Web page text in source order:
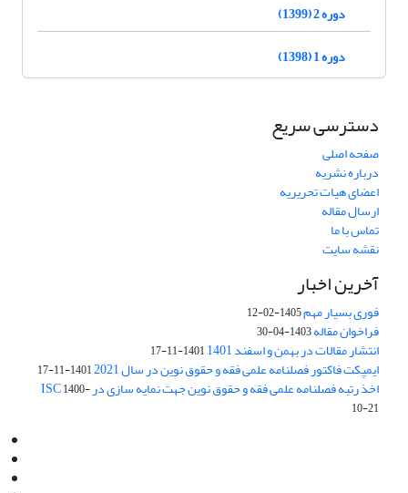
دوره 2 (1399)
دوره 1 (1398)
دسترسی سریع
صفحه اصلی
درباره نشریه
اعضای هیات تحریریه
ارسال مقاله
تماس با ما
نقشه سایت
آخرین اخبار
فوری بسیار مهم1405-02-12
فراخوان مقاله1403-04-30
انتشار مقالات در بهمن و اسفند 1401 1401-11-17
ایمپکت فاکتور فصلنامه علمی فقه و حقوق نوین در سال 2021 1401-11-17
اخذ رتبه فصلنامه علمی فقه و حقوق نوین جهت نمایه سازی در ISC1400-
10-21